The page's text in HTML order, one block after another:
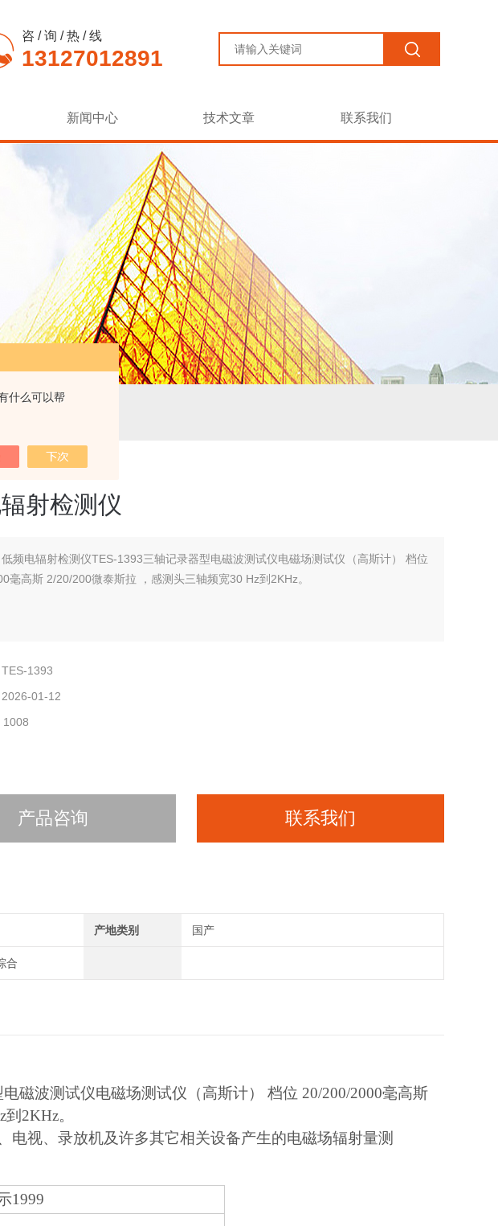
什么可以帮
咨 / 询 / 热 / 线
13127012891
新闻中心 技术文章 联系我们
射检测仪
低频电辐射检测仪TES-1393三轴记录器型电磁波测试仪电磁场测试仪（高斯计） 档位
毫高斯 2/20/200微泰斯拉 ，感测头三轴频宽30 Hz到2KHz。
TES-1393
2026-01-12
1008
产品咨询 联系我们
产地类别 国产
合
磁波测试仪电磁场测试仪（高斯计） 档位 20/200/2000毫高斯
2KHz。
电视、录放机及许多其它相关设备产生的电磁场辐射量测
1999